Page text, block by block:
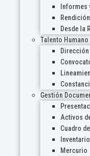
Informes
Desde la
Talento Humano
Gestión
Activos
Cuadro
Mercurio